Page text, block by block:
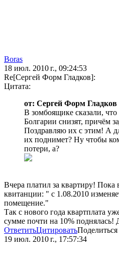
Boras
18 июл. 2010 г., 09:24:53
Re[Сергей Форм Гладков]:
Цитата:
от: Сергей Форм Гладков
В зомбоящике сказали,
Болгарии снизят, причём
Поздравляю их с этим! А
их поднимет? Ну чтобы
потери, а?
Вчера платил за квартиру! Пока
квитанции: " с 1.08.2010
помещение."
Так с нового года квартплата
сумме почти на 10% поднялась!
ОтветитьЦитироватьПоделиться
19 июл. 2010 г., 17:57:34